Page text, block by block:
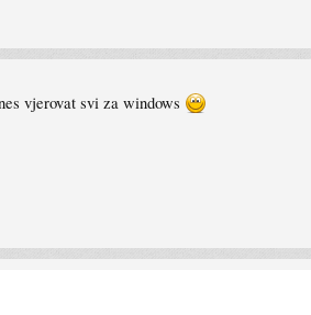
vjerovat svi za windows